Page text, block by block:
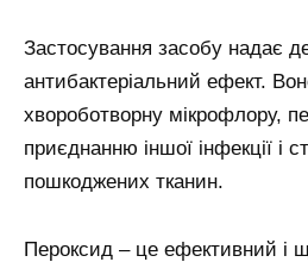
Застосування засобу надає
антибактеріальний ефект.
хвороботворну мікрофлору,
приєднанню іншої інфекції і
пошкоджених тканин.
Пероксид – це ефективний і